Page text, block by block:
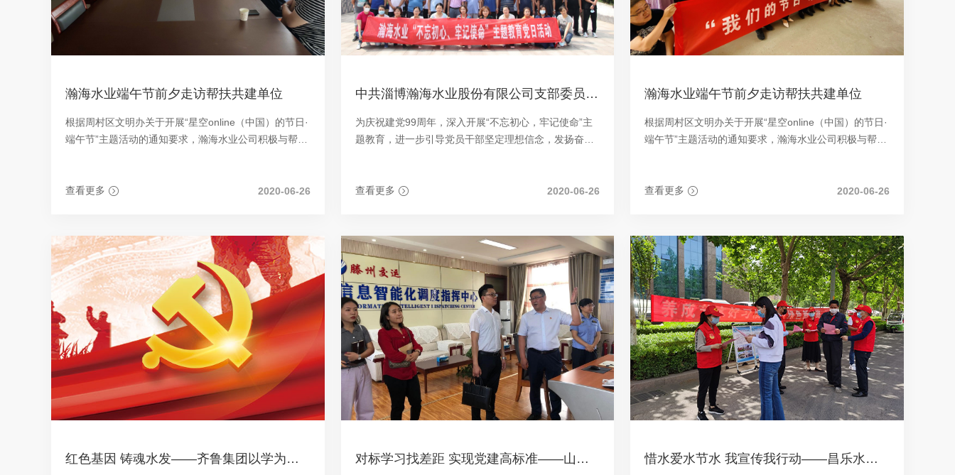
瀚海水业端午节前夕走访帮扶共建单位
根据周村区文明办关于开展“星空online（中国）的节日·
端午节”主题活动的通知要求，瀚海水业公司积极与帮扶
查看更多 2020-06-26
中共淄博瀚海水业股份有限公司支部委员会组织党员赴朱彦夫事迹展览馆参观学习
为庆祝建党99周年，深入开展“不忘初心，牢记使命”主
题教育，进一步引导党员干部坚定理想信念，发扬奋发
事迹展览馆参观学习，开展向“人民楷模”朱彦夫同志致
查看更多 2020-06-26
瀚海水业端午节前夕走访帮扶共建单位
根据周村区文明办关于开展“星空online（中国）的节日·
端午节”主题活动的通知要求，瀚海水业公司积极与帮扶
查看更多 2020-06-26
红色基因 铸魂水发——齐鲁集团以学为先、奋勇争先 对标学习找差距 实现党建高标准——山东水发瑞乾置业有限公司到滕州市交通汽车运输有限责任公司作学习交流党建工作 惜水爱水节水 我宣传我行动——昌乐水务公司党支部开展节水宣传活动